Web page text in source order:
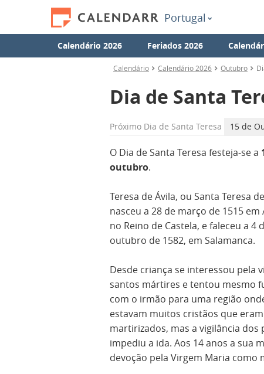
Portugal
Calendário 2026 Feriados 2026
Calendário Calendário 2026 Outubro
Dia de Santa
Próximo Dia de Santa Teresa 15 de
O Dia de Santa Teresa festeja-se a
outubro.
Teresa de Ávila, ou Santa Teresa
nasceu a 28 de março de 1515 em
no Reino de Castela, e faleceu a 4
outubro de 1582, em Salamanca.
Desde criança se interessou pela
santos mártires e tentou mesmo
com o irmão para uma região
estavam muitos cristãos que eram
martirizados, mas a vigilância dos
impediu a ida. Aos 14 anos a sua
devoção pela Virgem Maria como